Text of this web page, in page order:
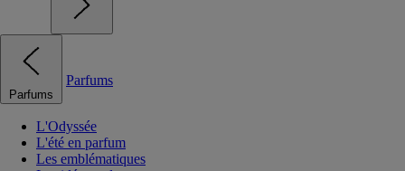
Parfums
Parfums
L'Odyssée
L'été en parfum
Les emblématiques